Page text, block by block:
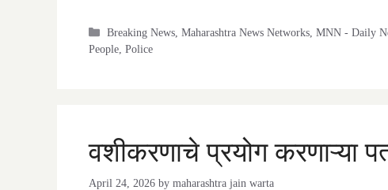
Categories
Breaking News ,Maharashtra News Networks ,MNN - Daily
People Police
वशीकरणाचे प्रयोग करणाऱ्या
April 24, 2026 by maharashtra jain warta